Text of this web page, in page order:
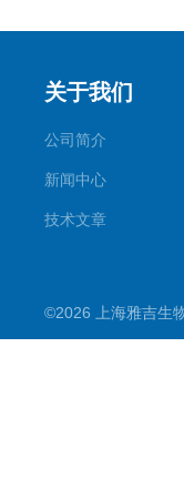
关于我们
公司简介
新闻中心
技术文章
©2026 上海雅吉生